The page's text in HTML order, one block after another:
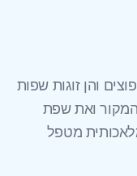
נפוצים והן זוגות שפות
ואת שפת
מטפל